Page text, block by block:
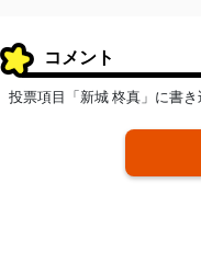
コメント
投票項目「新城 柊真」に書き